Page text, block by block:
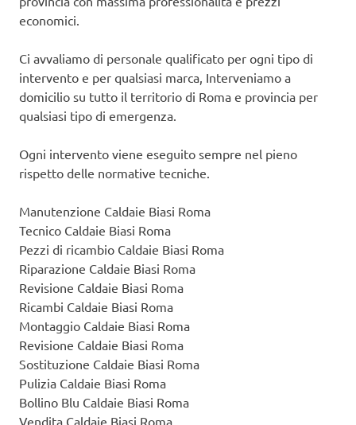
economici.
Ci avvaliamo di personale qualificato per ogni tipo di
intervento e per qualsiasi marca, Interveniamo a
domicilio su tutto il territorio di Roma e provincia per
qualsiasi tipo di emergenza.
Ogni intervento viene eseguito sempre nel pieno
rispetto delle normative tecniche.
Manutenzione Caldaie Biasi Roma
Tecnico Caldaie Biasi Roma
Pezzi di ricambio Caldaie Biasi Roma
Riparazione Caldaie Biasi Roma
Revisione Caldaie Biasi Roma
Ricambi Caldaie Biasi Roma
Montaggio Caldaie Biasi Roma
Revisione Caldaie Biasi Roma
Sostituzione Caldaie Biasi Roma
Pulizia Caldaie Biasi Roma
Bollino Blu Caldaie Biasi Roma
Vendita Caldaie Biasi Roma